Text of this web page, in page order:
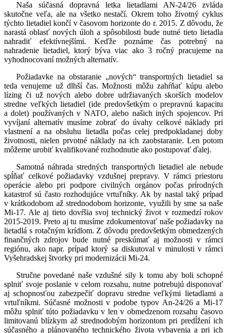
Naša súčasná dopravná letka lietadlami AN-24/26 zvláda
skutočne veľa, ale na všetko nestačí. Okrem toho životný cyklus
týchto lietadiel končí v časovom horizonte do r. 2015. Z dôvodu, že
narastá oblasť nových úloh a spôsobilosti bude nutné tieto lietadla
nahradiť efektívnejšími. Keďže poznáme čas potrebný na
nahradenie lietadiel, ktorý býva viac ako 3 ročný pracujeme na
vyhodnocovaní možných alternatív.
Požiadavke na obstaranie „nových“ transportných lietadiel sa
teda venujeme už dlhší čas. Možnosti môžu zahŕňať kúpu alebo
lízing či už nových alebo dobre udržiavaných skorších modelov
stredne veľkých lietadiel (ide predovšetkým o prepravnú kapacitu
a dolet) používaných v NATO, alebo našich iných spojencov. Pri
vyvíjaní alternatív musíme zobrať do úvahy celkové náklady pri
vlastnení a na obsluhu lietadla počas celej predpokladanej doby
životnosti, nielen prvotné náklady na ich zaobstaranie. Len potom
môžeme urobiť kvalifikované rozhodnutie ako postupovať ďalej.
Samotná náhrada stredných transportných lietadiel ale nebude
spĺňať celkové požiadavky vzdušnej prepravy. V rámci priestoru
operácie alebo pri podpore civilných orgánov počas prírodných
katastrof sú často rozhodujúce vrtuľníky. Ak by nastal taký prípad
v krátkodobom až strednodobom horizonte, využili by sme sa naše
Mi-17. Ale aj tieto dovŕšia svoj technický život v rozmedzí rokov
2015-2019. Preto aj tu musíme zdokumentovať naše požiadavky na
lietadlá s rotačným krídlom. Z dôvodu predovšetkým obmedzených
finančných zdrojov bude nutné preskúmať aj možnosti v rámci
regiónu, ako napr. prípad ktorý sa diskutoval v minulosti v rámci
Vyšehradskej štvorky pri modernizácii Mi-24.
Stručne povedané naše vzdušné sily k tomu aby boli schopné
splniť svoje poslanie v celom rozsahu, nutne potrebujú disponovať
aj schopnosťou zabezpečiť dopravu stredne veľkými lietadlami a
vrtuľníkmi. Súčasné možnosti v podobe typov An-24/26 a Mi-17
môžu splniť túto požiadavku v len v obmedzenom rozsahu časovo
limitovanú blízkym až strednodobým horizontom pri predĺžení ich
súčasného a plánovaného technického života vybavenia a pri ich